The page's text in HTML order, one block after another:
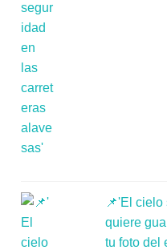
📌'El
quiere
tu foto del